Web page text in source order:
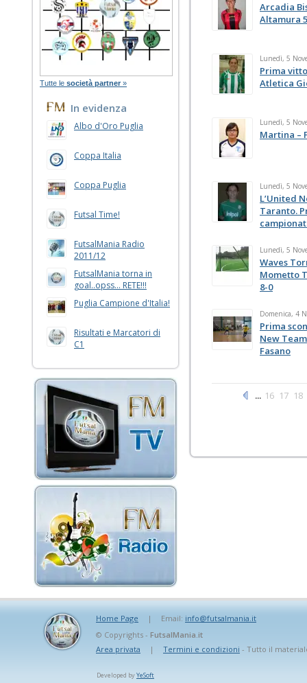
Tutte le società partner »
In evidenza
Albo d'Oro Puglia
Coppa Italia
Coppa Puglia
Futsal Time!
FutsalMania Radio
2011/12
FutsalMania torna in
goal..opss... RETE!!!
Puglia Campione d'Italia!
Risultati e Marcatori di
C1
Arcadia
Altamura
Lunedì, 5
Prima
Atletica
Lunedì, 5
Martina –
Lunedì, 5
L’United
Taranto.
Lunedì, 5
Waves
Mometto
8-0
Domenica, 4
Prima
New
Fasano
... 16 17 18
Home Page | Email: info@futsalmania.it
© Copyrights - FutsalMania.it
Area privata
| Termini e condizioni - Tutto il
Developed byYeSoft